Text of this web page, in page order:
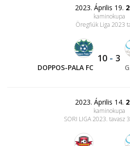
2023. Április 19.
kaminokupa
Öregfiúk Liga 2023
DOPPOS-PALA FC
10 - 3
2023. Április 14.
kaminokupa
SORI LIGA 2023. tavasz